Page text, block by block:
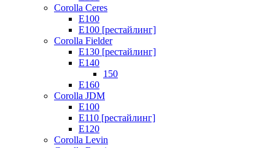
Corolla Ceres
E100
E100 [рестайлинг]
Corolla Fielder
E130 [рестайлинг]
E140
150
E160
Corolla JDM
E100
E110 [рестайлинг]
E120
Corolla Levin